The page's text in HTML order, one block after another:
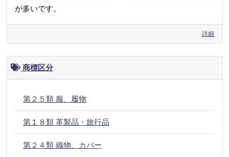
が多いです。
詳細
商標区分
第２５類 服、履物
第１８類 革製品・旅行品
第２４類 織物、カバー